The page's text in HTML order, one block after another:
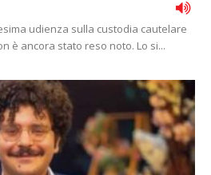
udienza sulla custodia cautelare
è ancora stato reso noto. Lo si...